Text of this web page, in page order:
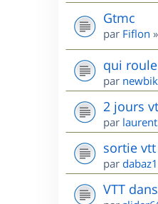
Gtmc
par Fiflon »
qui
par
2 jours
par
sortie
par
VTT